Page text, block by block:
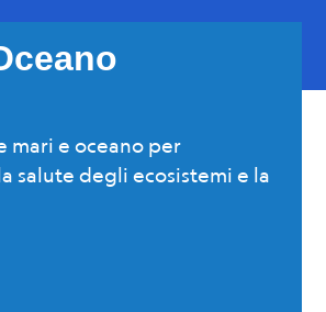
mari e oceano per
salute degli ecosistemi e la